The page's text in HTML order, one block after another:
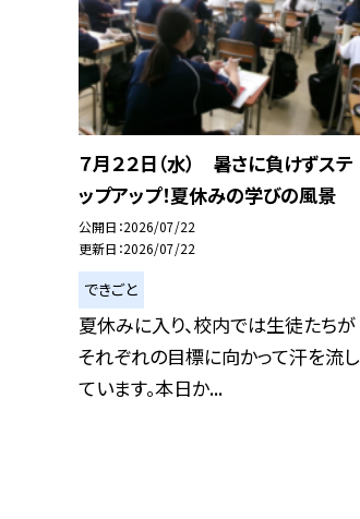
７月２２日（水） 暑さに負けずステ
ップアップ！夏休みの学びの風景
公開日 2026/07/22
更新日 2026/07/22
できごと
夏休みに入り、校内では生徒たちが
それぞれの目標に向かって汗を流し
ています。本日か...